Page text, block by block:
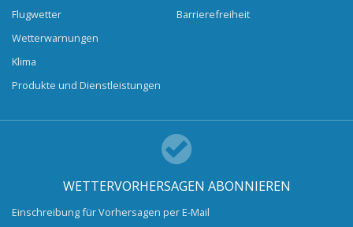
Flugwetter
Wetterwarnungen
Klima
Produkte und Dienstleistungen
Barrierefreiheit
WETTERVORHERSAGEN ABONNIEREN
Einschreibung für Vorhersagen per E-Mail